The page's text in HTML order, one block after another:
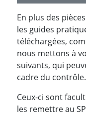
En plus des
les guides
téléchargées,
nous mettons à
suivants, qui
cadre du contrôle.
Ceux-ci sont
les remettre au